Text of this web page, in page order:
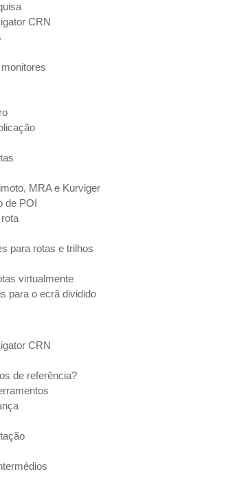
CRN
MRA e Kurviger
de POI
para rotas e trilhos
virtualmente
para o ecrã dividido
CRN
de referência?